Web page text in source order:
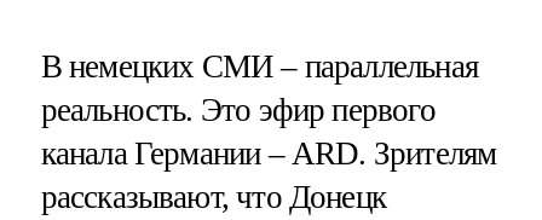
В немецких СМИ – параллельная
реальность. Это эфир первого
канала Германии – ARD. Зрителям
рассказывают, что Донецк